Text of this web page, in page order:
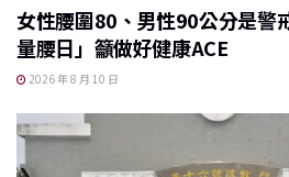
女性腰圍80、男性90公分是
量腰日」籲做好健康ACE
2026 年 8 月 10 日